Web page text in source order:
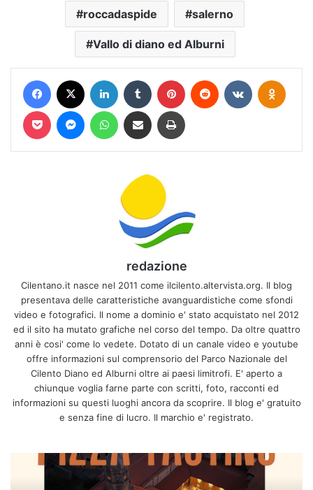
roccadaspide salerno
Vallo di diano ed Alburni
Facebook LinkedIn Tumblr Pinterest Reddit VKontakte
Pocket MessengerWhatsAppCondividi via mail Stampa
redazione
Cilentano.it nasce nel 2011 come ilcilento.altervista.org. Il blog
presentava delle caratteristiche avanguardistiche come sfondi
video e fotografici. Il nome a dominio e' stato acquistato nel 2012
ed il sito ha mutato grafiche nel corso del tempo. Da oltre quattro
anni è cosi' come lo vedete. Dotato di un canale video e youtube
offre informazioni sul comprensorio del Parco Nazionale del
Cilento Diano ed Alburni oltre ai paesi limitrofi. E' aperto a
chiunque voglia farne parte con scritti, foto, racconti ed
informazioni su questi luoghi ancora da scoprire. Il blog e' gratuito
e senza fine di lucro. Il marchio e' registrato.